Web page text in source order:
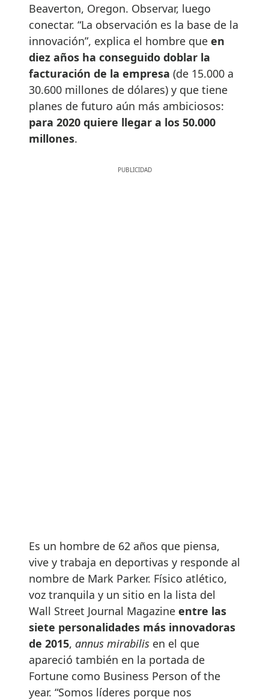
Beaverton, Oregon. Observar, luego
conectar. “La observación es la base de la
innovación”, explica el hombre que en
diez años ha conseguido doblar la
facturación de la empresa (de 15.000 a
30.600 millones de dólares) y que tiene
planes de futuro aún más ambiciosos:
para 2020 quiere llegar a los 50.000
millones.
Es un hombre de 62 años que piensa,
vive y trabaja en deportivas y responde al
nombre de Mark Parker. Físico atlético,
voz tranquila y un sitio en la lista del
Wall Street Journal Magazine entre las
siete personalidades más innovadoras
de 2015, annus mirabilis en el que
apareció también en la portada de
Fortune como Business Person of the
year. “Somos líderes porque nos